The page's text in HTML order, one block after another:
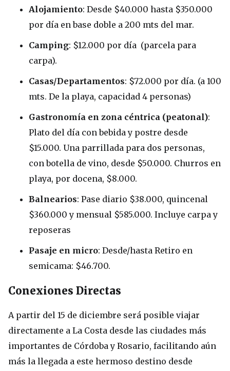
Alojamiento: Desde $40.000 hasta $350.000
por día en base doble a 200 mts del mar.
Camping: $12.000 por día (parcela para
carpa).
Casas/Departamentos: $72.000 por día. (a 100
mts. De la playa, capacidad 4 personas)
Gastronomía en zona céntrica (peatonal):
Plato del día con bebida y postre desde
$15.000. Una parrillada para dos personas,
con botella de vino, desde $50.000. Churros en
playa, por docena, $8.000.
Balnearios: Pase diario $38.000, quincenal
$360.000 y mensual $585.000. Incluye carpa y
reposeras
Pasaje en micro: Desde/hasta Retiro en
semicama: $46.700.
Conexiones Directas
A partir del 15 de diciembre será posible viajar
directamente a La Costa desde las ciudades más
importantes de Córdoba y Rosario, facilitando aún
más la llegada a este hermoso destino desde